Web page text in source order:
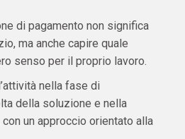
di pagamento non significa
ma anche capire quale
senso per il proprio lavoro.
nella fase di
della soluzione e nella
un approccio orientato alla